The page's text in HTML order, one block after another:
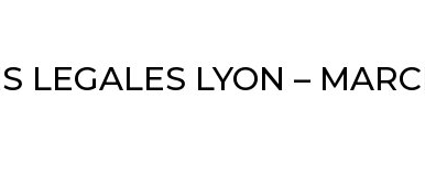
LEGALES LYON –